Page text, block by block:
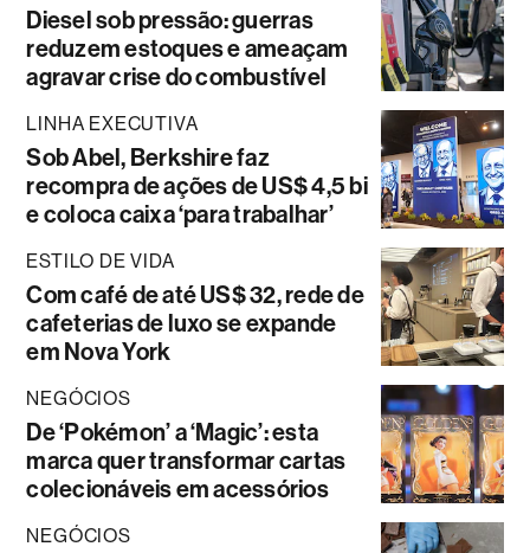
Diesel sob pressão: guerras
reduzem estoques e ameaçam
agravar crise do combustível
LINHA EXECUTIVA
Sob Abel, Berkshire faz
recompra de ações de US$ 4,5 bi
e coloca caixa ‘para trabalhar’
ESTILO DE VIDA
Com café de até US$ 32, rede de
cafeterias de luxo se expande
em Nova York
NEGÓCIOS
De ‘Pokémon’ a ‘Magic’: esta
marca quer transformar cartas
colecionáveis em acessórios
NEGÓCIOS